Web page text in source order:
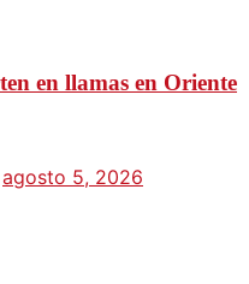
en llamas en Oriente
agosto 5, 2026